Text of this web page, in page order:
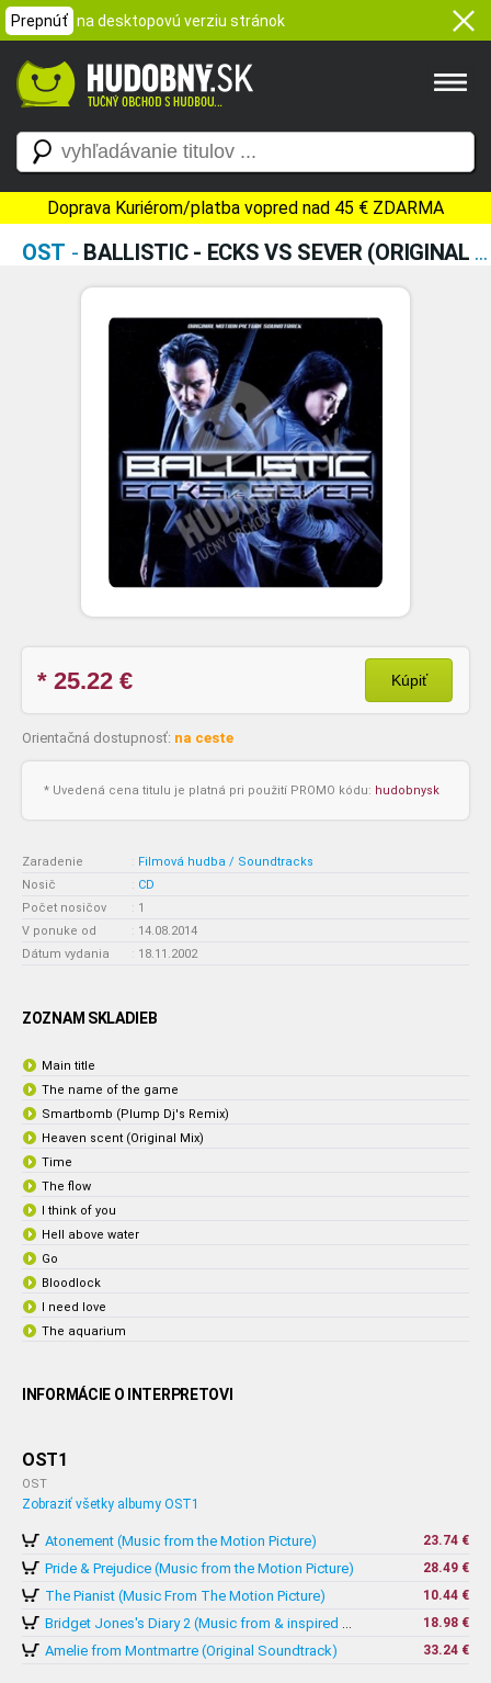
Prepnúť na desktopovú verziu stránok
Doprava Kuriérom/platba vopred nad 45 € ZDARMA
OST - BALLISTIC - ECKS VS SEVER (ORIGINAL MOTION PICTURE SOUNDTRACK)
* 25.22 € Kúpiť
Orientačná dostupnosť: na ceste
* Uvedená cena titulu je platná pri použití PROMO kódu: hudobnysk
Zaradenie : Filmová hudba / Soundtracks
Nosič
: CD
Počet nosičov
: 1
V ponuke od
: 14.08.2014
Dátum vydania
: 18.11.2002
ZOZNAM SKLADIEB
Main title
The name of the game
Smartbomb (Plump Dj's Remix)
Heaven scent (Original Mix)
Time
The flow
I think of you
Hell above water
Go
Bloodlock
I need love
The aquarium
INFORMÁCIE O INTERPRETOVI
OST1
OST
Zobraziť všetky albumy OST1
Atonement (Music from the Motion Picture) 23.74 €
Pride & Prejudice (Music from the Motion Picture) 28.49 €
The Pianist (Music From The Motion Picture)
10.44 €
Bridget Jones's Diary 2 (Music from & inspired by The Motion Picture)
18.98 €
Amelie from Montmartre (Original Soundtrack) 33.24 €